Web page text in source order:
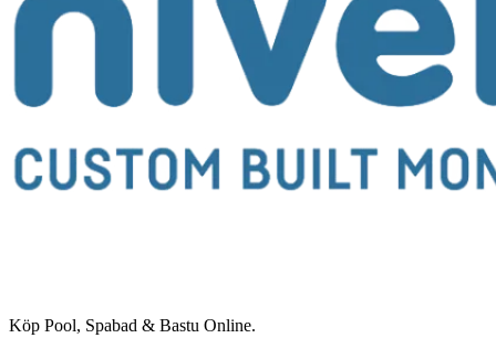
Köp Pool, Spabad & Bastu Online.